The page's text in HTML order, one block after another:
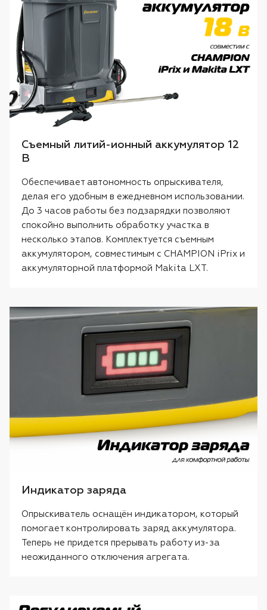
Съемный литий-ионный аккумулятор 12
В
Обеспечивает автономность опрыскивателя,
делая его удобным в ежедневном использовании.
До 3 часов работы без подзарядки позволяют
спокойно выполнить обработку участка в
несколько этапов. Комплектуется съемным
аккумулятором, совместимым с CHAMPION iPrix и
аккумуляторной платформой Makita LXT.
Индикатор заряда
Опрыскиватель оснащён индикатором, который
помогает контролировать заряд аккумулятора.
Теперь не придется прерывать работу из-за
неожиданного отключения агрегата.